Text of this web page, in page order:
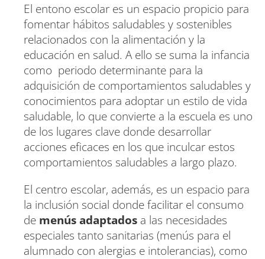
El entono escolar es un espacio propicio para
fomentar hábitos saludables y sostenibles
relacionados con la alimentación y la
educación en salud. A ello se suma la infancia
como periodo determinante para la
adquisición de comportamientos saludables y
conocimientos para adoptar un estilo de vida
saludable, lo que convierte a la escuela es uno
de los lugares clave donde desarrollar
acciones eficaces en los que inculcar estos
comportamientos saludables a largo plazo.
El centro escolar, además, es un espacio para
la inclusión social donde facilitar el consumo
de menús adaptados a las necesidades
especiales tanto sanitarias (menús para el
alumnado con alergias e intolerancias), como